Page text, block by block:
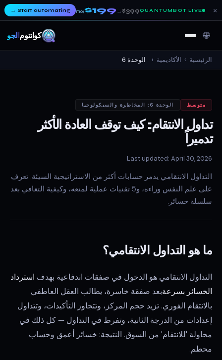
QUANTUMBOT LIVE
$399
→
$199
/mo
Start automating
→ ×
كوانتومألجو 🌐
الرئيسية › الأكاديمية › الوحدة 6
متوسط الوحدة 6: المخاطرة والسيكولوجيا
تداول الانتقام: كيف توقف العادة الأكثر
تدميراً
Last updated: April 30, 2026
التداول الانتقامي يدمر حسابات أكثر من الاستراتيجية السيئة. تعرف
على علم النفس وراءه، و5 تقنيات عملية لمنعه، وكيفية التعافي بعد
سلسلة خسائر.
ما هو التداول الانتقامي؟
التداول الانتقامي هو الدخول في صفقات اندفاعية بهدف استرداد
الخسائر بسرعةبعد صفقة خاسرة، يطالب العقل العاطفي
بالانتقام الفوري. تزيد حجم المركز، وتتجاوز التأكيدات، وتتداول
إعدادات من الدرجة الثانية، وتفرط في التداول — كل ذلك في
محاولة 'للانتقام' من السوق. النتيجة: خسائر أعمق وحساب
محطم.